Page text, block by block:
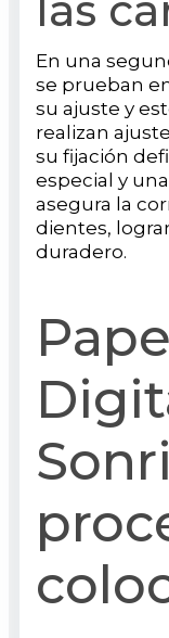
En una
se prueban
su ajuste y
realizan
su fijación
especial y
asegura la
dientes,
duradero.